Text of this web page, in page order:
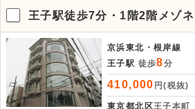
王子駅徒歩7分・1階2階メゾ
京浜東北・根岸線
王子駅 徒歩8分
410,000 円(税抜)
東京都北区王子本町